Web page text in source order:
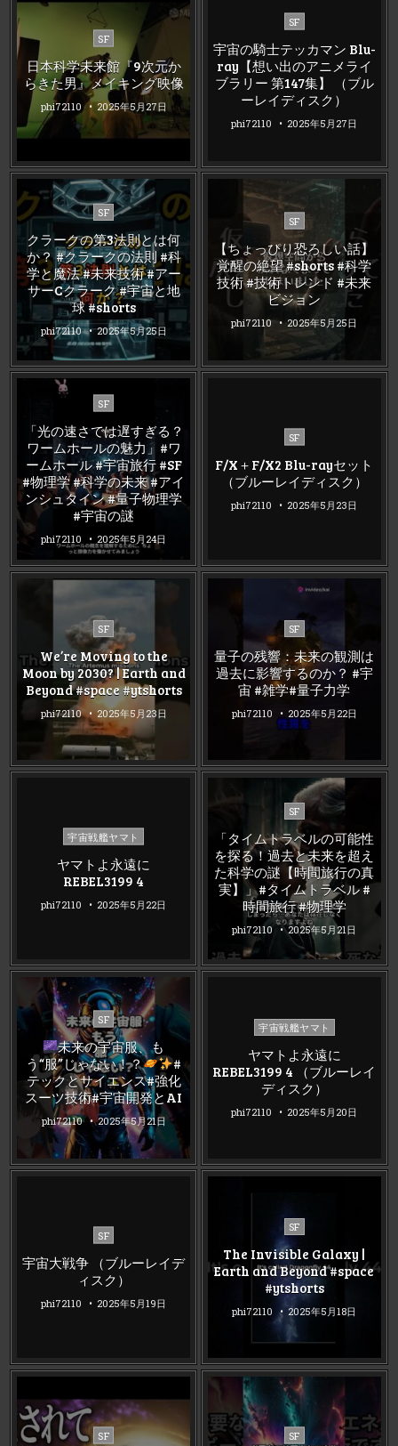
Posted
in
SF
日本科学未来館『9次元か
らきた男』メイキング映像
phi72110 2025年5月27日
Posted
SF
宇宙の騎士テッカマン Blu-
ray【想い出のアニメライ
ブラリー 第147集】 （ブル
ーレイディスク）
phi72110 2025年5月27日
Posted
SF
クラークの第3法則とは何
か？ #クラークの法則 #科
学と魔法 #未来技術 #アー
サーCクラーク #宇宙と地
球 #shorts
phi72110 2025年5月25日
Posted
in
SF
【ちょっぴり恐ろしい話】
覚醒の絶望 #shorts #科学
技術 #技術トレンド #未来
ビジョン
phi72110 2025年5月25日
Posted
SF
「光の速さでは遅すぎる？
ワームホールの魅力」#ワ
ームホール #宇宙旅行 #SF
#物理学 #科学の未来 #アイ
ンシュタイン #量子物理学
#宇宙の謎
phi72110 2025年5月24日
Posted
SF
F/X＋F/X2 Blu-rayセット
（ブルーレイディスク）
phi72110 2025年5月23日
Posted
in
SF
We’re Moving to the
Moon by 2030? | Earth and
Beyond #space #ytshorts
phi72110 2025年5月23日
Posted
SF
量子の残響：未来の観測は
過去に影響するのか？ #宇
宙 #雑学#量子力学
phi72110 2025年5月22日
Posted
宇宙戦艦ヤマト
ヤマトよ永遠に
REBEL3199 4
phi72110 2025年5月22日
Posted
SF
「タイムトラベルの可能性
を探る！過去と未来を超え
た科学の謎【時間旅行の真
実】」#タイムトラベル #
時間旅行 #物理学
phi72110 2025年5月21日
Posted
in
SF
未来の宇宙服、も
う“服”じゃない！？
#
テックとサイエンス#強化
スーツ技術#宇宙開発とAI
phi72110 2025年5月21日
Posted
宇宙戦艦ヤマト
ヤマトよ永遠に
REBEL3199 4 （ブルーレイ
ディスク）
phi72110 2025年5月20日
Posted
SF
宇宙大戦争 （ブルーレイデ
ィスク）
phi72110 2025年5月19日
Posted
in
SF
The Invisible Galaxy |
Earth and Beyond #space
#ytshorts
phi72110 2025年5月18日
Posted
SF
Posted
SF